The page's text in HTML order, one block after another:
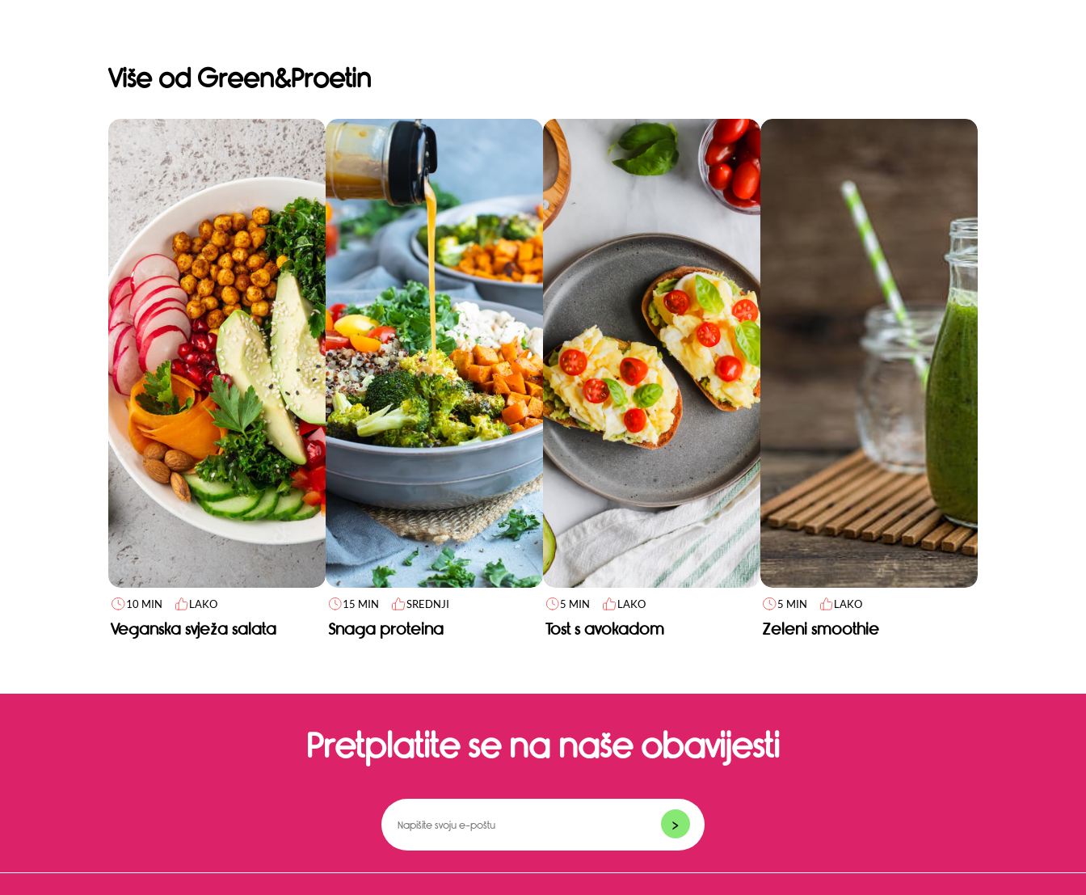
Više od Green&Proetin
10 MIN LAKO
Veganska svježa salata
15 MIN SREDNJI
Snaga proteina
5 MIN LAKO
Tost s avokadom
5 MIN LAKO
Zeleni smoothie
Pretplatite se na naše obavijesti
>